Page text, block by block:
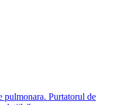
pulmonara. Purtatorul de